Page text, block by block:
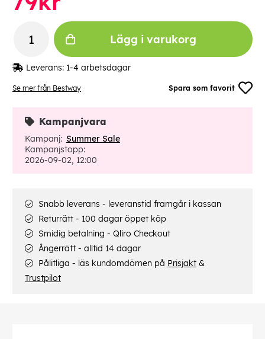
Se mer från Bestway Spara som favorit
Lägg i varukorg
Leverans: 1-4 arbetsdagar
Kampanjvara
Kampanj: Summer Sale
Kampanjstopp:
2026-09-02, 12:00
Snabb leverans - leveranstid framgår i kassan
Returrätt - 100 dagar öppet köp
Smidig betalning - Qliro Checkout
Ångerrätt - alltid 14 dagar
Pålitliga - läs kundomdömen på Prisjakt &
Trustpilot